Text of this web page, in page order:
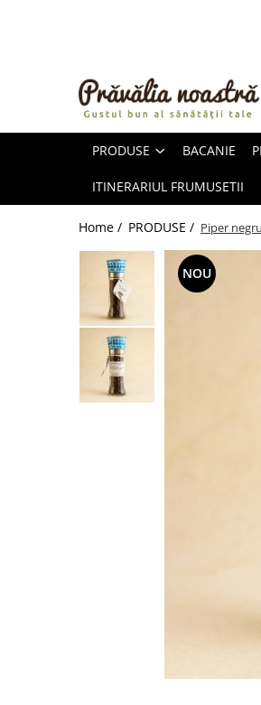
ULEIURI ȘI UNTURI
FRUCTE DESHIDRATATE
ÎNDULCITORI NATURALI / MIERE
FRUCTE LA CONSERVĂ
OȚETURI ȘI SOSURI
FĂINĂ FĂRĂ GLUTEN
BĂUTURI / LAPTE VEGETAL
OREZ ȘI CEREALE
PRODUSE BACANIE
ITINERARIUL FRUMUSETII
Home / PRODUSE / Piper
NOU